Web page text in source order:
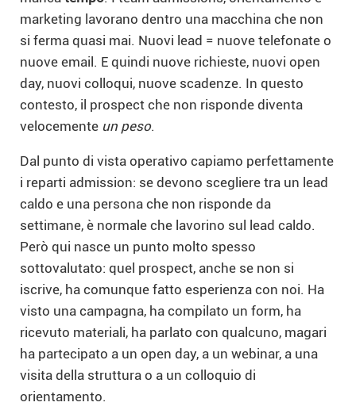
marketing lavorano dentro una macchina che non
si ferma quasi mai. Nuovi lead = nuove telefonate o
nuove email. E quindi nuove richieste, nuovi open
day, nuovi colloqui, nuove scadenze. In questo
contesto, il prospect che non risponde diventa
velocemente un peso.
Dal punto di vista operativo capiamo perfettamente
i reparti admission: se devono scegliere tra un lead
caldo e una persona che non risponde da
settimane, è normale che lavorino sul lead caldo.
Però qui nasce un punto molto spesso
sottovalutato: quel prospect, anche se non si
iscrive, ha comunque fatto esperienza con noi. Ha
visto una campagna, ha compilato un form, ha
ricevuto materiali, ha parlato con qualcuno, magari
ha partecipato a un open day, a un webinar, a una
visita della struttura o a un colloquio di
orientamento.